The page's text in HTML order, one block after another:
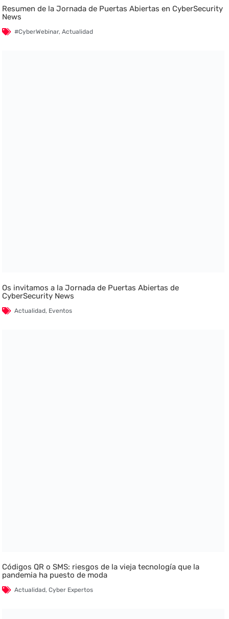
Resumen de la Jornada de Puertas Abiertas en CyberSecurity
News
#CyberWebinar,Actualidad
Os invitamos a la Jornada de Puertas Abiertas de
CyberSecurity News
Actualidad, Eventos
Códigos QR o SMS: riesgos de la vieja tecnología que la
pandemia ha puesto de moda
Actualidad,Cyber Expertos